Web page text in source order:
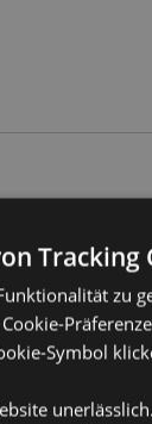
Nummer
24
(kg)
Tracking
zu
Symbol